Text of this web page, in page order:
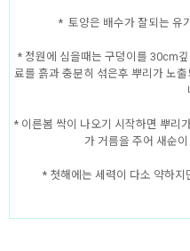
* 토양은 배수가 잘되는 유
* 정원에 심을때는 구덩이를 30cm
료를 흙과 충분히 섞은후 뿌리가 노
* 이른봄 싹이 나오기 시작하면 뿌리
가 거름을 주어 새순
* 첫해에는 세력이 다소 약하